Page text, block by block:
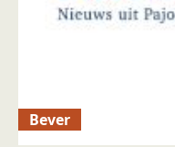
Bever